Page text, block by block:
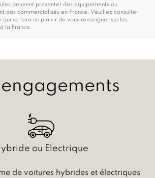
peuvent présenter des équipements ou
pas commercialisés en France. Veuillez consulter
qui se fera un plaisir de vous renseigner sur les
la France.
engagements
ou Electrique
de voitures hybrides et électriques